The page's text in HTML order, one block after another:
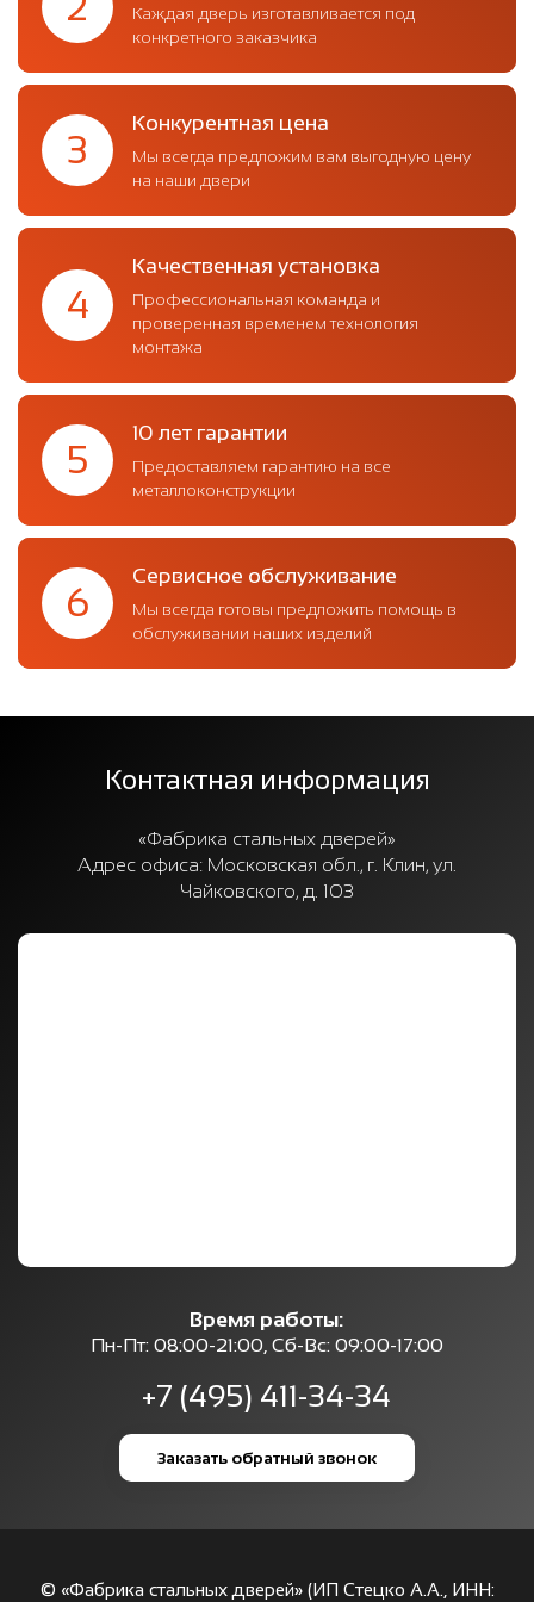
Каждая дверь изготавливается под
конкретного заказчика
3
Конкурентная цена
Мы всегда предложим вам выгодную цену
на наши двери
4
Качественная установка
Профессиональная команда и
проверенная временем технология
монтажа
5
10 лет гарантии
Предоставляем гарантию на все
металлоконструкции
6
Сервисное обслуживание
Мы всегда готовы предложить помощь в
обслуживании наших изделий
Контактная информация
«Фабрика стальных дверей»
Адрес офиса: Московская обл., г. Клин, ул.
Чайковского, д. 103
Время работы:
Пн-Пт: 08:00-21:00, Сб-Вс: 09:00-17:00
+7 (495) 411-34-34
Заказать обратный звонок
© «Фабрика стальных дверей» (ИП Стецко А.А., ИНН: